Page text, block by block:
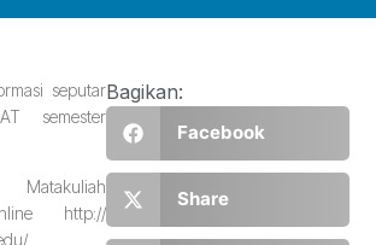
seputar
semester
Matakuliah
http://
Bagikan:
Facebook
Share